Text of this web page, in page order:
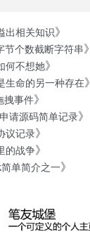
出相关知识》
节个数截断字符串》
何不想她》
生命的另一种存在》
拽事件》
请源码简单记录》
议记录》
的战争》
单简介之一》